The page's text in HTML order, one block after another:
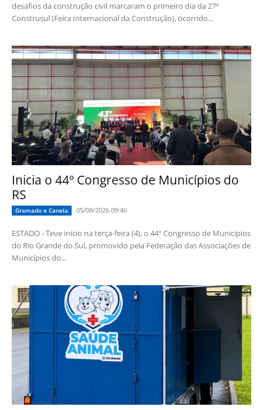
desafios da construção civil marcaram o primeiro dia da 27ª
Construsul (Feira Internacional da Construção), ocorrido...
Inicia o 44º Congresso de Municípios do
RS
Gramado e Canela 05/08/2026 09:46
ESTADO - Teve início na terça-feira (4), o 44º Congresso de Municípios
do Rio Grande do Sul, promovido pela Federação das Associações de
Municípios do...